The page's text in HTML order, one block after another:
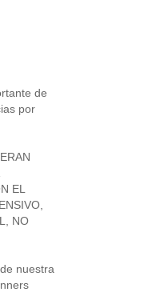
de
por
EL
NO
nuestra